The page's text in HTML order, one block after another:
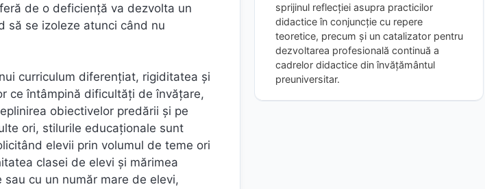
de o deficiență va dezvolta un
să se izoleze atunci când nu
curriculum diferențiat, rigiditatea și
ce întâmpină dificultăți de învățare,
obiectivelor predării și pe
ori, stilurile educaționale sunt
elevii prin volumul de teme ori
clasei de elevi și mărimea
cu un număr mare de elevi,
sprijinul reflecției asupra practicilor
didactice în conjuncție cu repere
teoretice, precum și un catalizator pentru
dezvoltarea profesională continuă a
cadrelor didactice din învățământul
preuniversitar.